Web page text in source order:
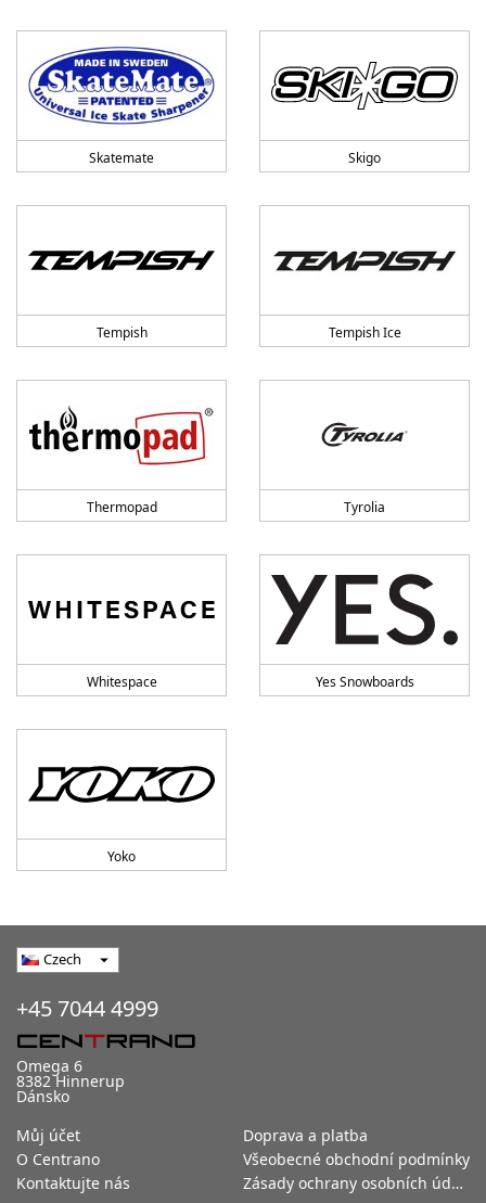
Skatemate Skigo
Tempish Tempish Ice
Thermopad Tyrolia
Whitespace Yes Snowboards
Yoko
Czech arrow_drop_down
+45 7044 4999
Omega 6
8382 Hinnerup
Dánsko
Můj účet
O Centrano
Kontaktujte nás
Doprava a platba
Všeobecné obchodní podmínky
Zásady ochrany osobních údajů